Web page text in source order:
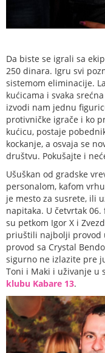
Da biste se igrali sa
250 dinara. Igru svi
sistemom eliminacije.
kućicama i svaka
izvodi nam jednu
protivničke igrače i ko
kućicu, postaje
kockanje, a osvaja se
društvu. Pokušajte i
Ušuškan od gradske
personalom, kafom
je mesto za susrete, ili
napitaka. U četvrtak
su petkom Igor X i
priuštili najbolji provod
provod sa Crystal
sigurno ne izlazite pre
Toni i Maki i uživanje u
klubu Kabare 13.